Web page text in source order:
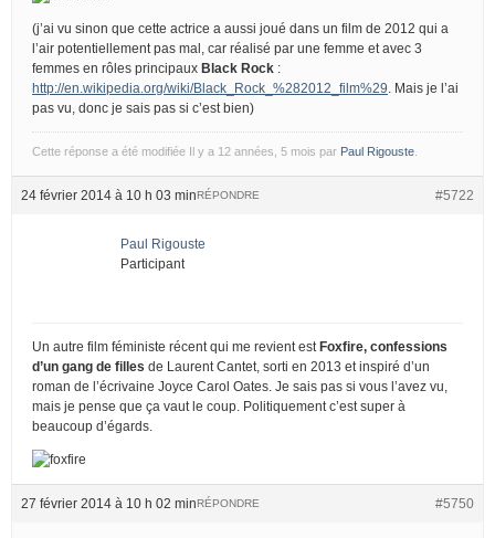
(j’ai vu sinon que cette actrice a aussi joué dans un film de 2012 qui a
l’air potentiellement pas mal, car réalisé par une femme et avec 3
femmes en rôles principaux Black Rock :
http://en.wikipedia.org/wiki/Black_Rock_%282012_film%29 . Mais je l’ai
pas vu, donc je sais pas si c’est bien)
Cette réponse a été modifiée Il y a 12 années, 5 mois par Paul Rigouste
24 février 2014 à 10 h 03 min #5722
RÉPONDRE
Paul Rigouste
Participant
Un autre film féministe récent qui me revient est Foxfire, confessions
d’un gang de filles de Laurent Cantet, sorti en 2013 et inspiré d’un
roman de l’écrivaine Joyce Carol Oates. Je sais pas si vous l’avez vu,
mais je pense que ça vaut le coup. Politiquement c’est super à
beaucoup d’égards.
27 février 2014 à 10 h 02 min #5750
RÉPONDRE